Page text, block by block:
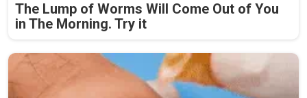
The Lump of Worms Will Come Out of You
in The Morning. Try it